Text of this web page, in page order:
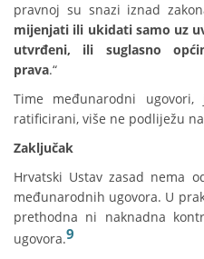
pravnoj su snazi iznad
mijenjati ili ukidati samo uz
utvrđeni, ili suglasno
prava.“
Time međunarodni
ratificirani, više ne podliježu
Zaključak
Hrvatski Ustav zasad nema
međunarodnih ugovora. U
prethodna ni naknadna
ugovora.9